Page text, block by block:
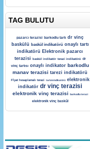
TAG BULUTU
pazarcı terazisi barkodlu tartı dr vinç
baskülü baskül indikatörü onaylı tartı
indikatörü Elektronik pazarcı
terazisi
baskül indikatör terazi indikatörü dr
vinç tartısı onaylı indikator barkodlu
manav terazisi tarezi indikatörü
Fİyat hesaplamalı terazi tartım indikatörü elektronik
indikatör dr vinç terazisi
elektronik vinç terazisi barkodlu terazi
elektronik vinç baskül